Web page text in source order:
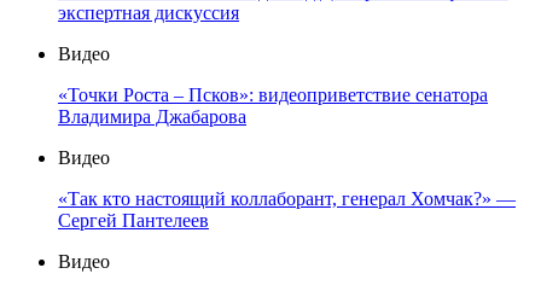
экспертная дискуссия
Видео
«Точки Роста – Псков»: видеоприветствие сенатора
Владимира Джабарова
Видео
«Так кто настоящий коллаборант, генерал Хомчак?» —
Сергей Пантелеев
Видео